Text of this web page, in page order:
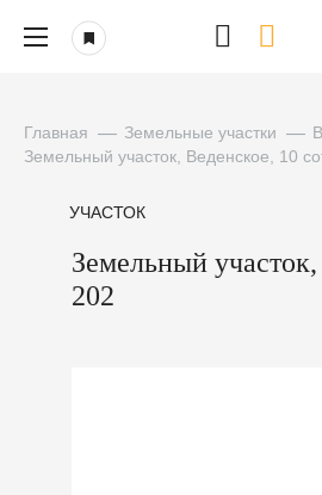
Главная Земельные участки
Земельный участок, Веденское, 10
УЧАСТОК
Земельный участок,
202